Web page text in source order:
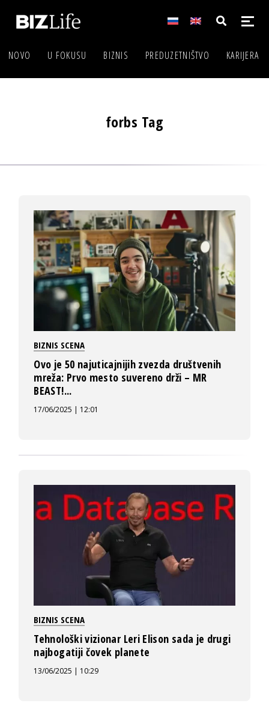
NOVO U FOKUSU BIZNIS PREDUZETNIŠTVO KARIJERA
forbs Tag
BIZNIS SCENA
Ovo je 50 najuticajnijih zvezda društvenih
mreža: Prvo mesto suvereno drži – MR
BEAST!...
17/06/2025 | 12:01
BIZNIS SCENA
Tehnološki vizionar Leri Elison sada je drugi
najbogatiji čovek planete
13/06/2025 | 10:29